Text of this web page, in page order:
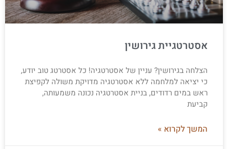
אסטרטגיית גירושין
הצלחה בגירושין? עניין של אסטרטגיה! כל אסטרטג טוב יודע,
כי יציאה למלחמה ללא אסטרטגיה מדויקת משולה לקפיצת
ראש במים רדודים, בניית אסטרטגיה נכונה משמעותה,
קביעת
המשך לקרוא »